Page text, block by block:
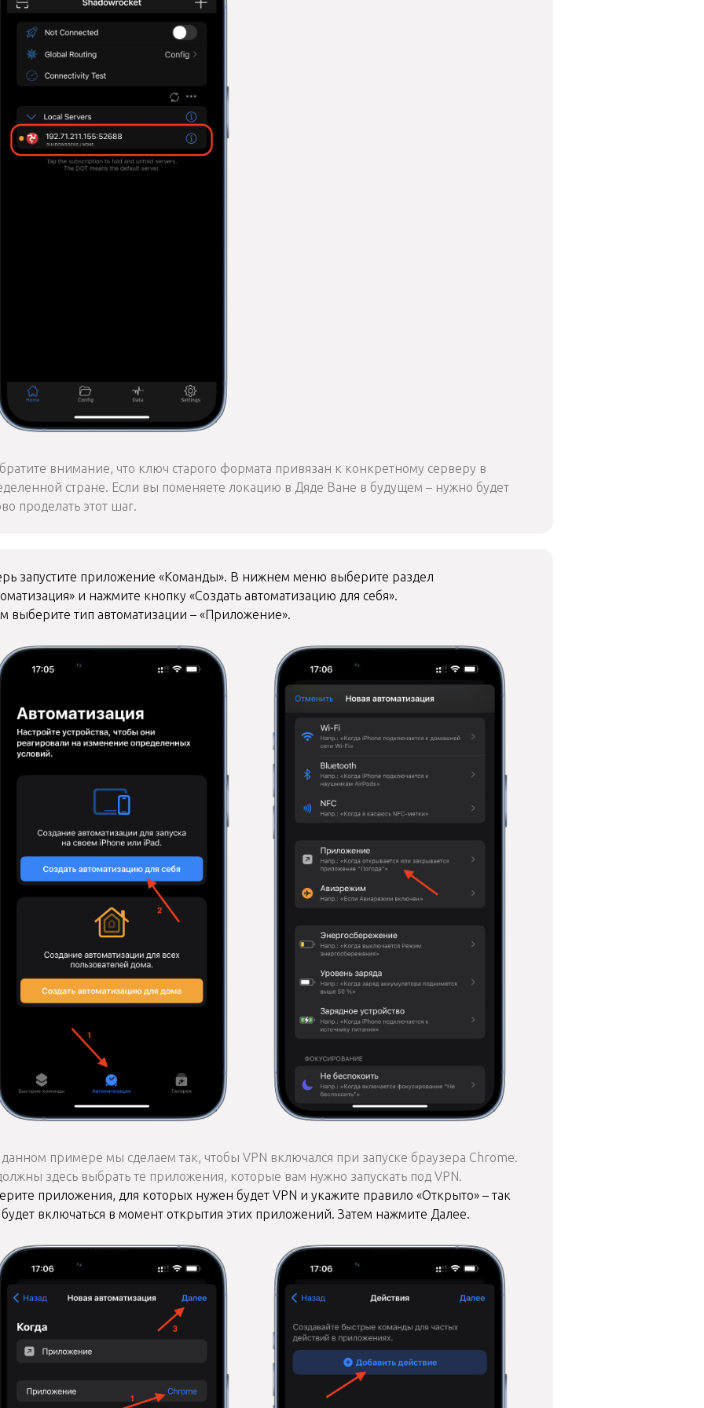
внимание, что ключ старого формата привязан к конкретному серверу в
стране. Если вы поменяете локацию в Дяде Ване в будущем – нужно будет
проделать этот шаг.
запустите приложение «Команды». В нижнем меню выберите раздел
и нажмите кнопку «Создать автоматизацию для себя».
выберите тип автоматизации – «Приложение».
примере мы сделаем так, чтобы VPN включался при запуске браузера Chrome.
здесь выбрать те приложения, которые вам нужно запускать под VPN.
приложения, для которых нужен будет VPN и укажите правило «Открыто» – так
будет включаться в момент открытия этих приложений. Затем нажмите Далее.